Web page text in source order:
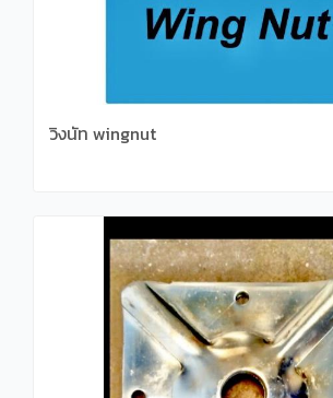
วิงนัท wingnut